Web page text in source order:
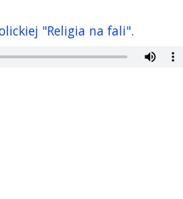
"Religia na fali".